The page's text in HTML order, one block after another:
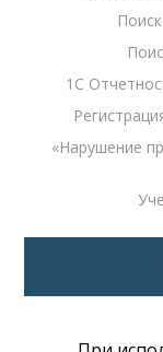
1С
«Нарушение